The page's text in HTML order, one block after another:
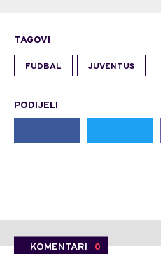
TAGOVI
FUDBAL JUVENTUS
PODIJELI
KOMENTARI 0